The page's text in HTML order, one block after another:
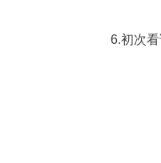
6.初次